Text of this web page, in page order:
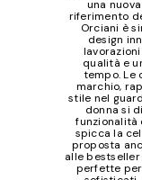
una
riferimento
Orciani è
design
qualità e
tempo. Le
marchio,
stile nel
donna si
funzionalità
spicca la
proposta
alle
perfette